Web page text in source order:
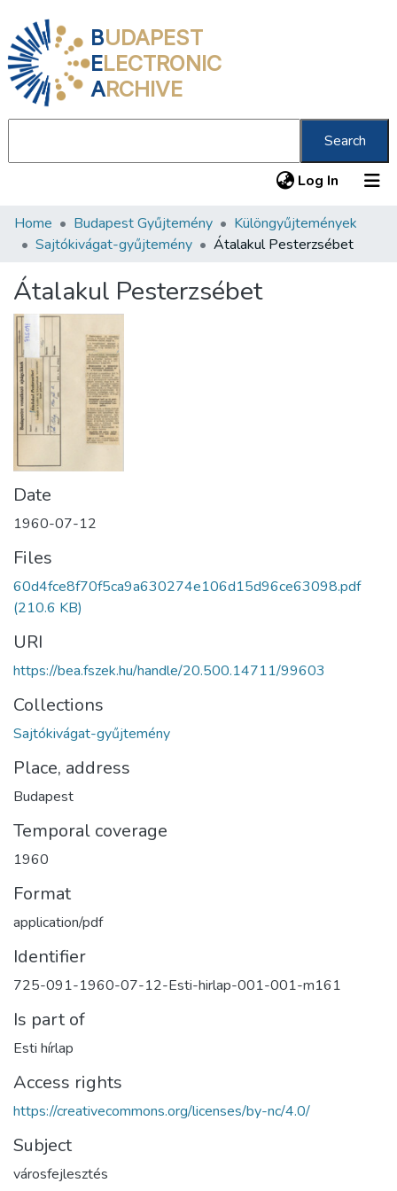
BUDAPEST
ELECTRONIC
ARCHIVE
Search
Log In (current)
Communities & Collections
Statistics
About us
Home Budapest Gyűjtemény
Különgyűjtemények
Sajtókivágat-gyűjtemény
Átalakul Pesterzsébet
Átalakul Pesterzsébet
Date
1960-07-12
Files
60d4fce8f70f5ca9a630274e106d15d96ce63098.pdf
(210.6 KB)
URI
https://bea.fszek.hu/handle/20.500.14711/99603
Collections
Sajtókivágat-gyűjtemény
Place, address
Budapest
Temporal coverage
1960
Format
application/pdf
Identifier
725-091-1960-07-12-Esti-hirlap-001-001-m161
Is part of
Esti hírlap
Access rights
https://creativecommons.org/licenses/by-nc/4.0/
Subject
városfejlesztés